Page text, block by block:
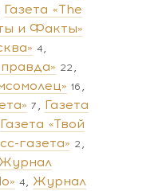
Газета «The
и Факты»
4
22
16
7
Газета
Газета «Твой
газета» 2
Журнал
4
Журнал